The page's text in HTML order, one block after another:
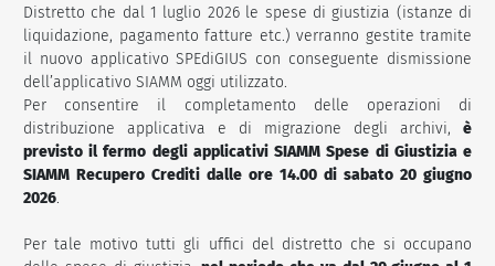
Distretto che dal 1 luglio 2026 le spese di giustizia (istanze di
liquidazione, pagamento fatture etc.) verranno gestite tramite
il nuovo applicativo SPEdiGIUS con conseguente dismissione
dell’applicativo SIAMM oggi utilizzato.
Per consentire il completamento delle operazioni di
distribuzione applicativa e di migrazione degli archivi, è
previsto il fermo degli applicativi SIAMM Spese di Giustizia e
SIAMM Recupero Crediti dalle ore 14.00 di sabato 20 giugno
2026.
Per tale motivo tutti gli uffici del distretto che si occupano